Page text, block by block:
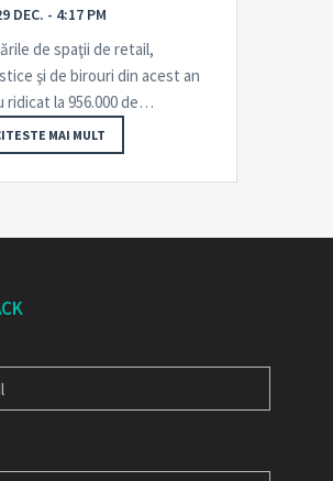
DEC. - 4:17 PM
de spaţii de retail,
şi de birouri din acest an
ridicat la 956.000 de…
MAI MULT